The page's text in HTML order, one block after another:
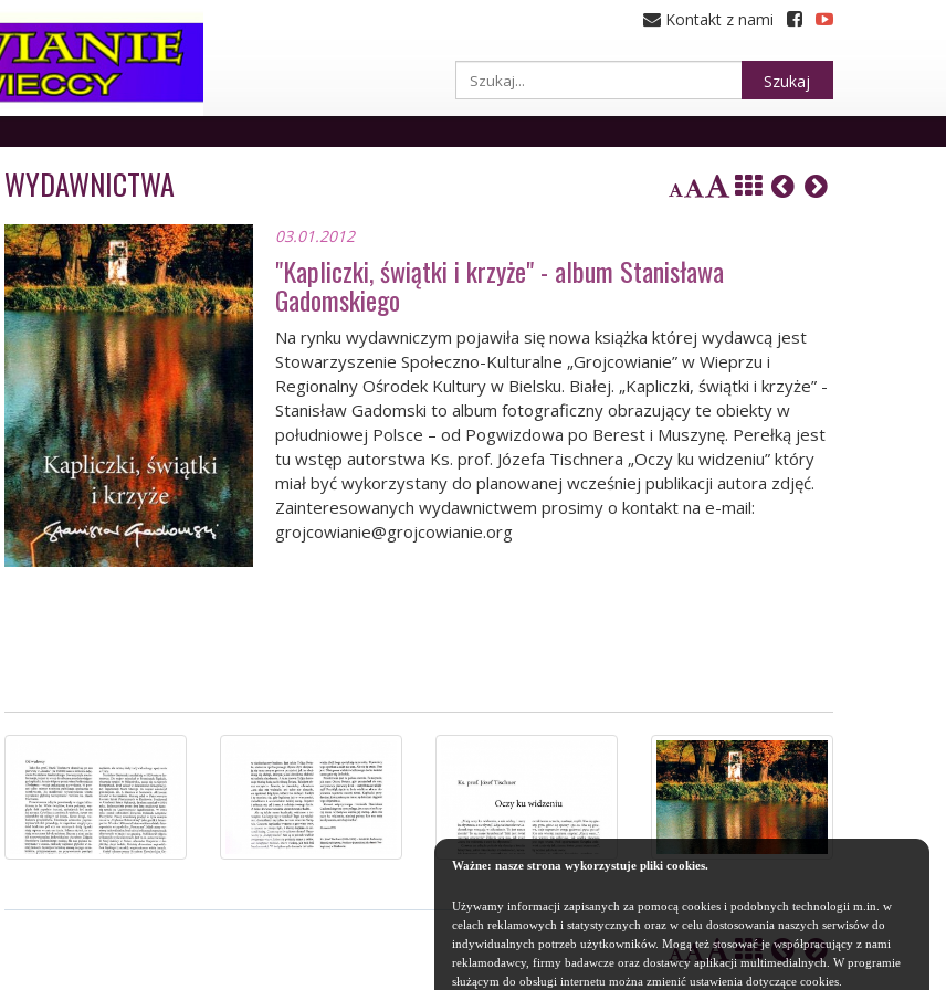
Kontakt z nami
Szukaj
WYDAWNICTWA
03.01.2012
"Kapliczki, świątki i krzyże" - album Stanisława
Gadomskiego
Na rynku wydawniczym pojawiła się nowa książka której wydawcą jest
Stowarzyszenie Społeczno-Kulturalne „Grojcowianie” w Wieprzu i
Regionalny Ośrodek Kultury w Bielsku. Białej. „Kapliczki, świątki i krzyże” -
Stanisław Gadomski to album fotograficzny obrazujący te obiekty w
południowej Polsce – od Pogwizdowa po Berest i Muszynę. Perełką jest
tu wstęp autorstwa Ks. prof. Józefa Tischnera „Oczy ku widzeniu” który
miał być wykorzystany do planowanej wcześniej publikacji autora zdjęć.
Zainteresowanych wydawnictwem prosimy o kontakt na e-mail:
grojcowianie@grojcowianie.org
Ważne: nasze strona wykorzystuje pliki cookies.
Używamy informacji zapisanych za pomocą cookies i podobnych technologii m.in. w
celach reklamowych i statystycznych oraz w celu dostosowania naszych serwisów do
indywidualnych potrzeb użytkowników. Mogą też stosować je współpracujący z nami
reklamodawcy, firmy badawcze oraz dostawcy aplikacji multimedialnych. W programie
służącym do obsługi internetu można zmienić ustawienia dotyczące cookies.